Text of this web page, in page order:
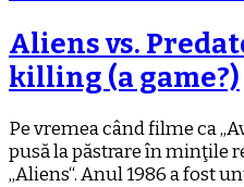
Aliens vs.
killing (a game?)
Pe vremea când filme ca
pusă la păstrare în minţile
„Aliens“. Anul 1986 a fost